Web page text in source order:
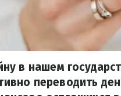
в нашем
переводить